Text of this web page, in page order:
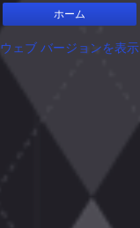
ホーム
ウェブ バージョンを表示